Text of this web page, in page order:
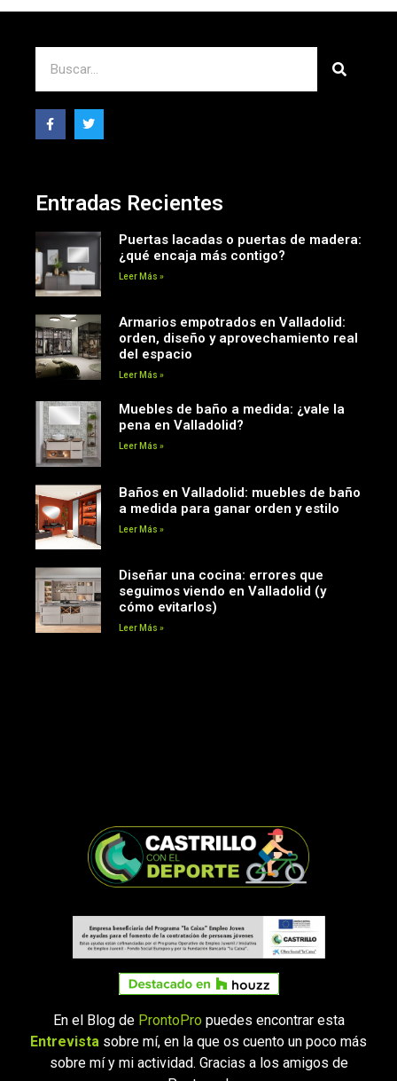
Entradas Recientes
Puertas lacadas o puertas de madera:
¿qué encaja más contigo?
Leer Más »
Armarios empotrados en Valladolid:
orden, diseño y aprovechamiento real
del espacio
Leer Más »
Muebles de baño a medida: ¿vale la
pena en Valladolid?
Leer Más »
Baños en Valladolid: muebles de baño
a medida para ganar orden y estilo
Leer Más »
Diseñar una cocina: errores que
seguimos viendo en Valladolid (y
cómo evitarlos)
Leer Más »
En el Blog de ProntoPro puedes encontrar esta
Entrevista sobre mí, en la que os cuento un poco más
sobre mí y mi actividad. Gracias a los amigos de